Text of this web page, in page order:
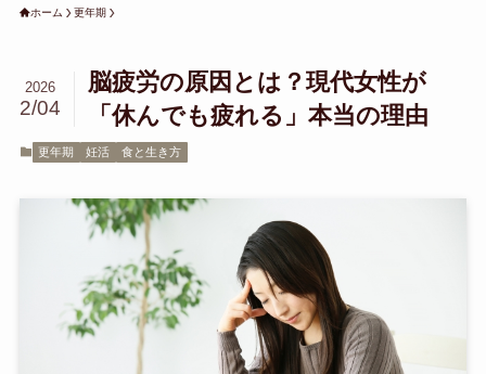
ホーム 更年期
脳疲労の原因とは？現代女性が
「休んでも疲れる」本当の理由
2026
2/04
更年期 妊活 食と生き方